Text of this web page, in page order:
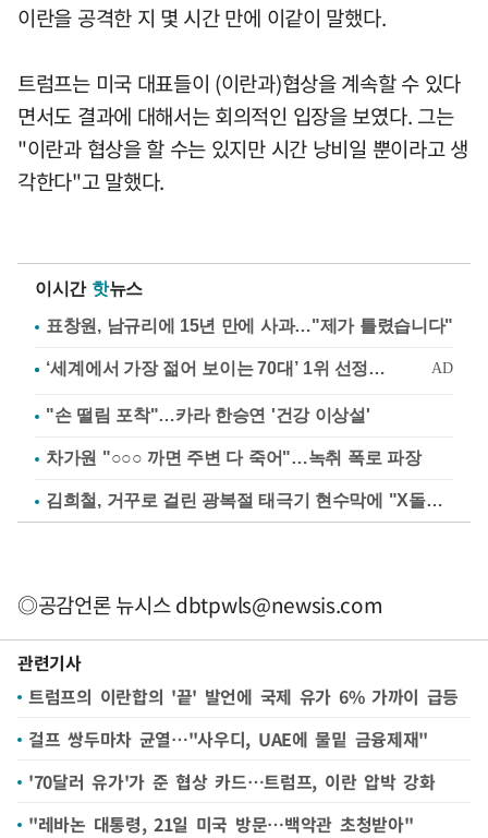
이란을 공격한 지 몇 시간 만에 이같이 말했다.
트럼프는 미국 대표들이 (이란과)협상을 계속할 수 있다
면서도 결과에 대해서는 회의적인 입장을 보였다. 그는
"이란과 협상을 할 수는 있지만 시간 낭비일 뿐이라고 생
각한다"고 말했다.
이시간 핫뉴스
표창원, 남규리에 15년 만에 사과…"제가 틀렸습니다"
"손 떨림 포착"…카라 한승연 '건강 이상설'
차가원 "○○○ 까면 주변 다 죽어"…녹취 폭로 파장
김희철, 거꾸로 걸린 광복절 태극기 현수막에 "X돌았네"
◎공감언론 뉴시스dbtpwls@newsis.com
관련기사
트럼프의 이란합의 '끝' 발언에 국제 유가 6% 가까이 급등
걸프 쌍두마차 균열…"사우디, UAE에 물밑 금융제재"
'70달러 유가'가 준 협상 카드…트럼프, 이란 압박 강화
"레바논 대통령, 21일 미국 방문…백악관 초청받아"